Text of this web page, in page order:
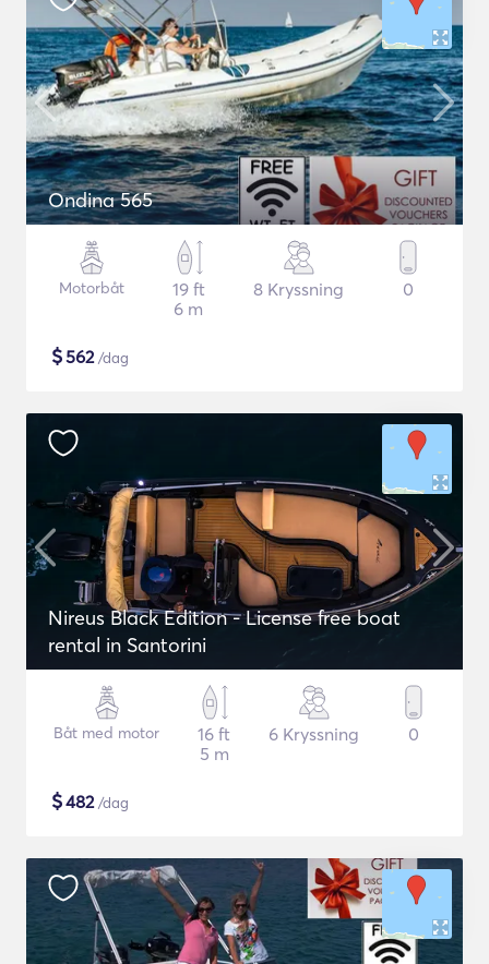
Ondina 565
Motorbåt
19 ft
6 m
8 Kryssning 0
$562/dag
Nireus Black Edition - License free boat
rental in Santorini
Båt med motor
16 ft
5 m
6 Kryssning 0
$482/dag